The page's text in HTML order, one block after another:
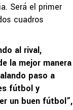
Será el primer
cuadros
al rival,
la mejor manera
paso a
fútbol y
un buen fútbol”,